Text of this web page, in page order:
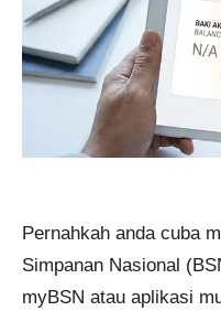
Pernahkah anda cuba
Simpanan Nasional
myBSN atau aplikasi